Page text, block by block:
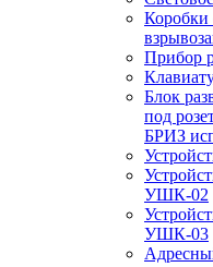
Коробки
Прибор
Блок
под
БРИЗ
УШК-02
УШК-03